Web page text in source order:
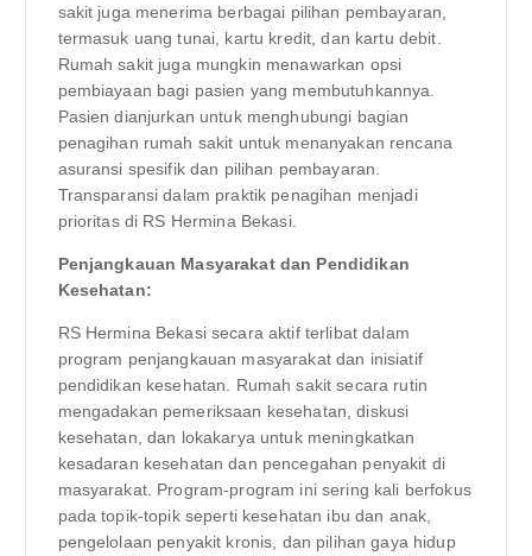
sakit juga menerima berbagai pilihan pembayaran,
termasuk uang tunai, kartu kredit, dan kartu debit.
Rumah sakit juga mungkin menawarkan opsi
pembiayaan bagi pasien yang membutuhkannya.
Pasien dianjurkan untuk menghubungi bagian
penagihan rumah sakit untuk menanyakan rencana
asuransi spesifik dan pilihan pembayaran.
Transparansi dalam praktik penagihan menjadi
prioritas di RS Hermina Bekasi.
Penjangkauan Masyarakat dan Pendidikan
Kesehatan:
RS Hermina Bekasi secara aktif terlibat dalam
program penjangkauan masyarakat dan inisiatif
pendidikan kesehatan. Rumah sakit secara rutin
mengadakan pemeriksaan kesehatan, diskusi
kesehatan, dan lokakarya untuk meningkatkan
kesadaran kesehatan dan pencegahan penyakit di
masyarakat. Program-program ini sering kali berfokus
pada topik-topik seperti kesehatan ibu dan anak,
pengelolaan penyakit kronis, dan pilihan gaya hidup